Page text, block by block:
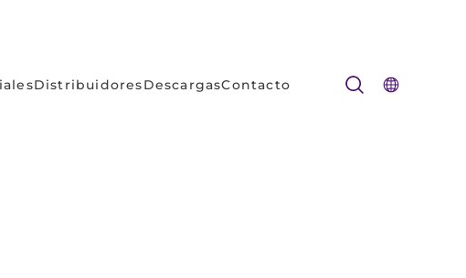
DistribuidoresDescargasContacto